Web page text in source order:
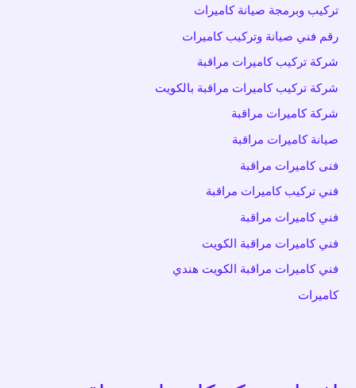
تركيب وبرمجة صيانة كاميرات
رقم فني صيانة وتركيب كاميرات
شركة تركيب كاميرات مراقبة
شركة تركيب كاميرات مراقبة بالكويت
شركة كاميرات مراقبة
صيانة كاميرات مراقبة
فنى كاميرات مراقبة
فني تركيب كاميرات مراقبة
فني كاميرات مراقبة
فني كاميرات مراقبة الكويت
فني كاميرات مراقبة الكويت هندي
كاميرات